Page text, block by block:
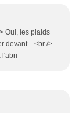
Oui, les plaids
devant....<br />
l'abri